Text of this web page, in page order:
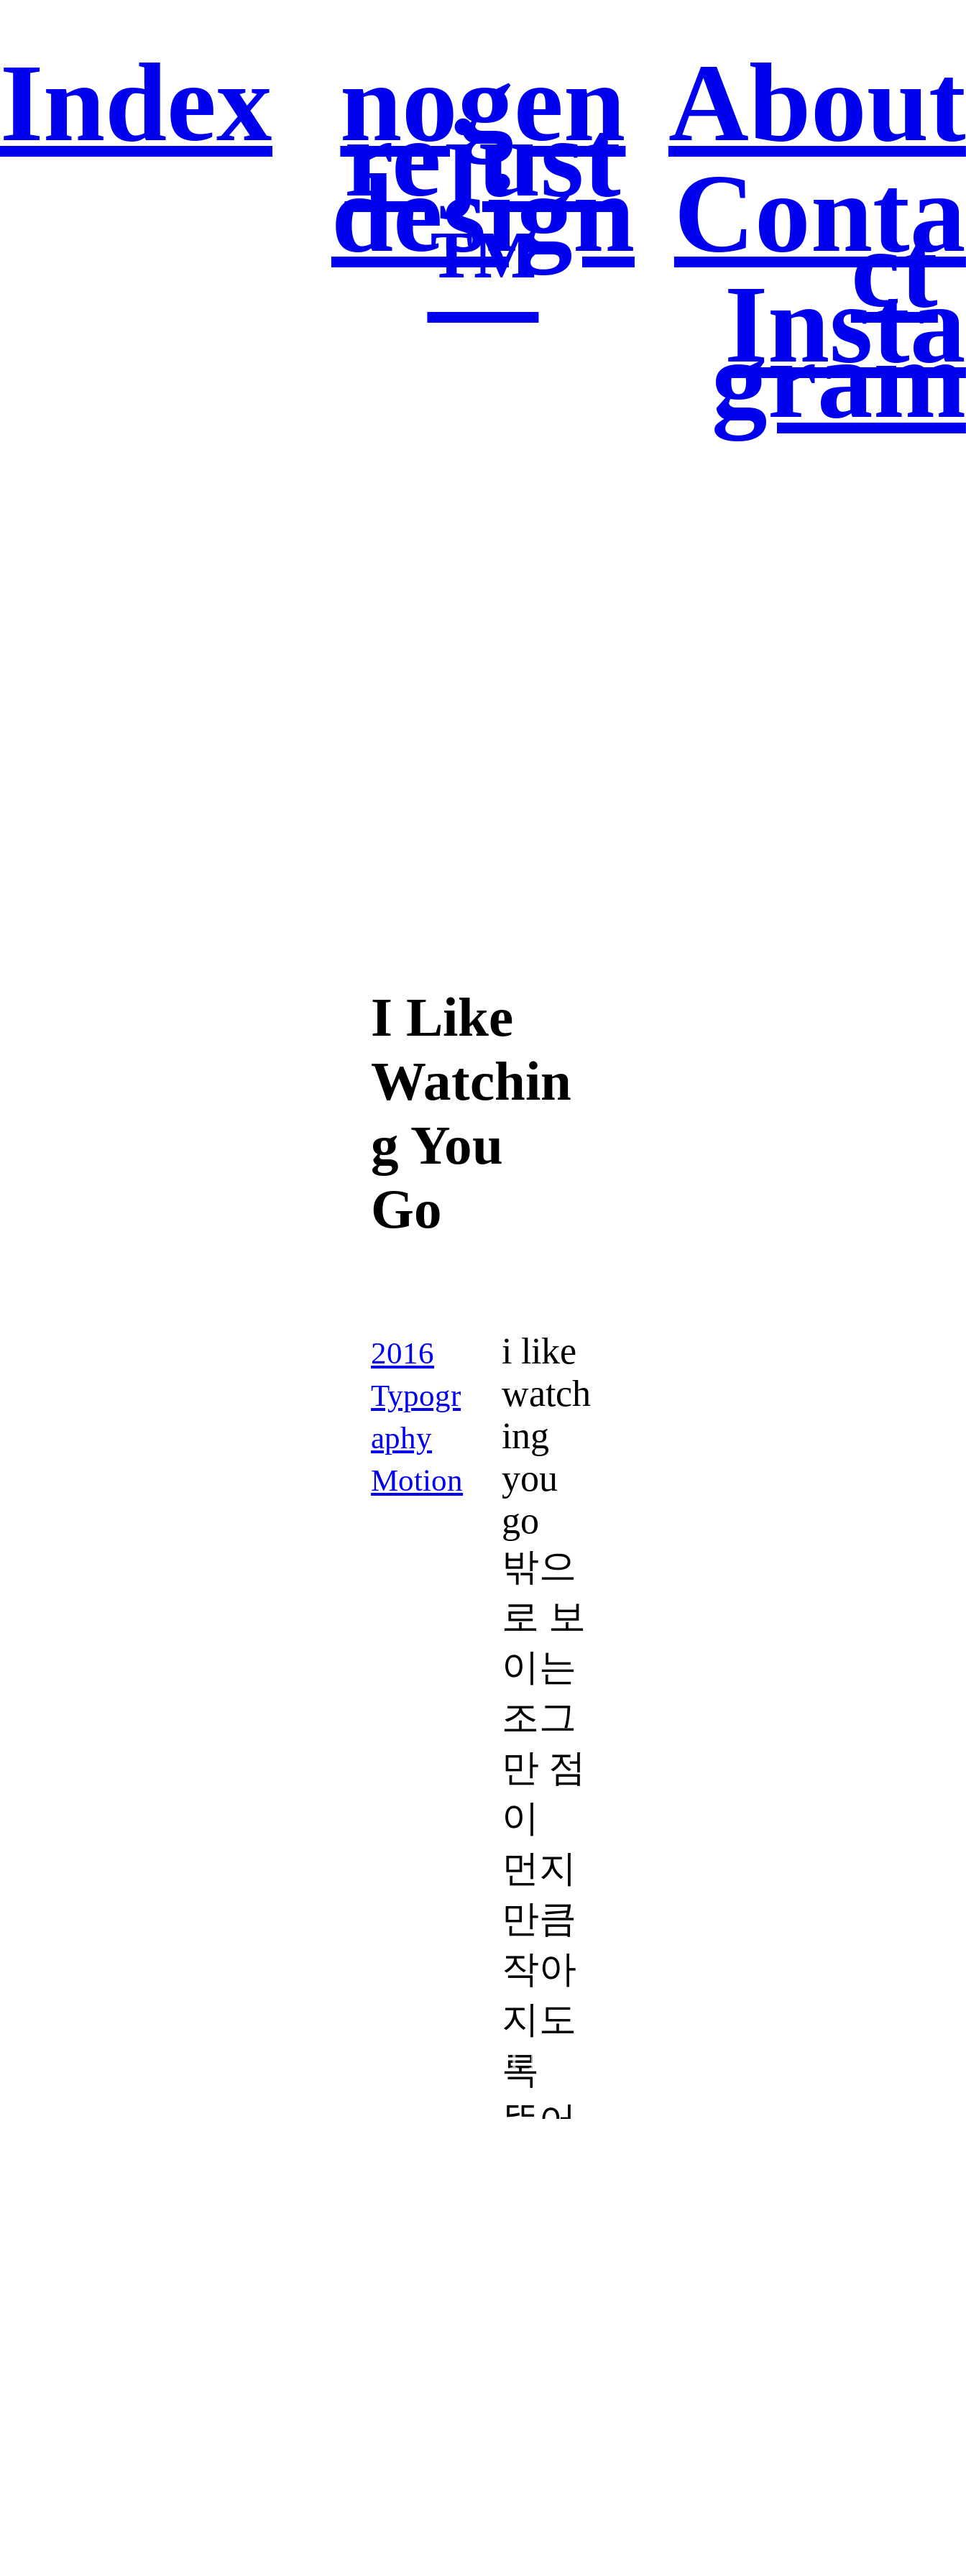
Index nogen
rejust
design
™
About
Conta
ct
Insta
gram
I Like
Watchin
g You
Go
2016
Typogr
aphy
Motion
i like
watch
ing
you
go
밖으
로 보
이는
조그
만 점
이
먼지
만큼
작아
지도
록
뚫어
ⓒ 2026 allbyryu All rights reserved.